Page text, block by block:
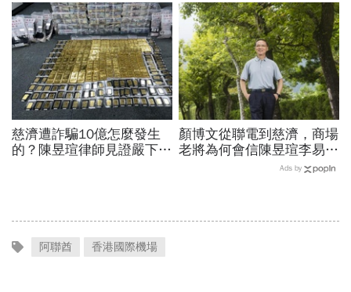
採購經過，他拆解信件批越
描越黑
話說得不夠公道
慈濟遭詐騙10億怎麼發生
的？陳昱瑄律師見證嚴下跪
顏博文從聯電到慈濟，商場
老將為何會信陳昱瑄李易
儒、豪給10億？慈濟發
Ads by
阿聯酋 香港國際機場